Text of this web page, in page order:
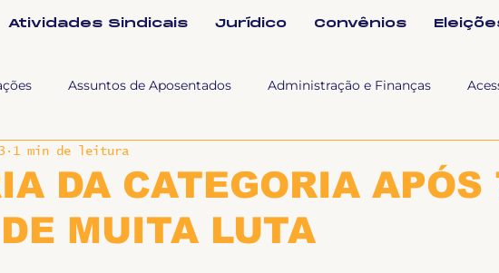
Atividades Sindicais Jurídico Convênios
Assuntos de Aposentados Administração e Finanças
de Tra Fala SINTET-UFU
Documentos Formação e Relações Sindicais
DA CATEGORIA APÓS
MUITA LUTA
1 min de leitura